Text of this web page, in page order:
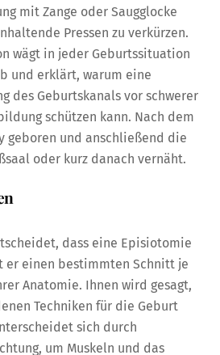
mit Zange oder Saugglocke
Pressen zu verkürzen.
wägt in jeder Geburtssituation
und erklärt, warum eine
des Geburtskanals vor schwerer
schützen kann. Nach dem
geboren und anschließend die
oder kurz danach vernäht.
dass eine Episiotomie
er einen bestimmten Schnitt je
Anatomie. Ihnen wird gesagt,
Techniken für die Geburt
sich durch
um Muskeln und das